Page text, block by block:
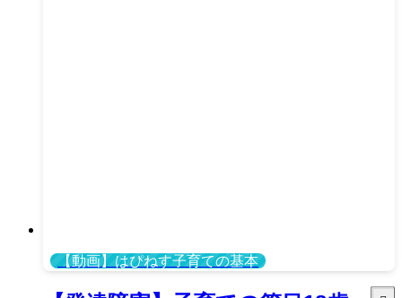
【動画】はぴねす子育ての基本